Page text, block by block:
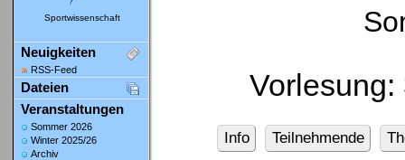
Sportwissenschaft
Neuigkeiten
RSS-Feed
Dateien
Veranstaltungen
Sommer 2026
Winter 2025/26
Archiv
Info Teilnehmende